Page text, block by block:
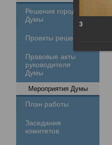
Решения городской
Думы
Проекты решений
Правовые акты
руководителя
Думы
Мероприятия Думы
План работы
Заседания
комитетов
3